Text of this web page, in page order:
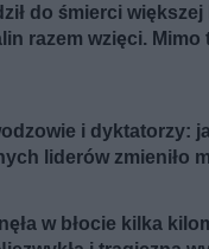
do śmierci
razem wzięci. Mimo
i dyktatorzy:
liderów zmieniło
w błocie kilka